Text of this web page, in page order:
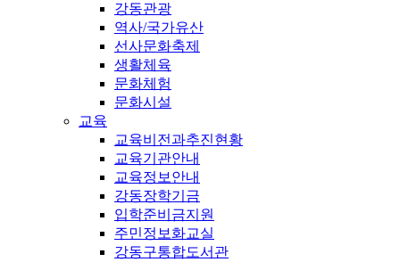
강동관광
역사/국가유산
선사문화축제
생활체육
문화체험
문화시설
교육
교육비전과추진현황
교육기관안내
교육정보안내
강동장학기금
입학준비금지원
주민정보화교실
강동구통합도서관